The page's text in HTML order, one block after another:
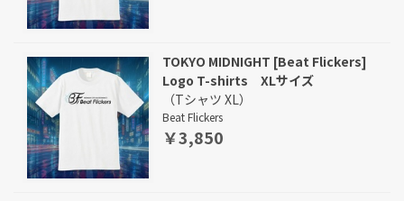
TOKYO MIDNIGHT [Beat Flickers]
Logo T-shirts XLサイズ
（Tシャツ XL）
Beat Flickers
￥3,850